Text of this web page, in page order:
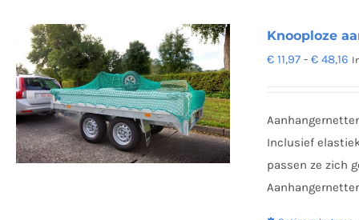
Knooploze
€ 11,97 - € 48,16
€
Inclusief
passen ze zich